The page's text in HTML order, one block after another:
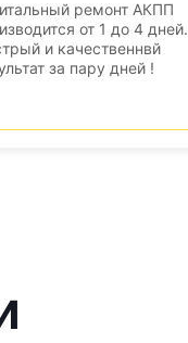
ремонт АКПП
от 1 до 4 дней.
и качественнвй
за пару дней !